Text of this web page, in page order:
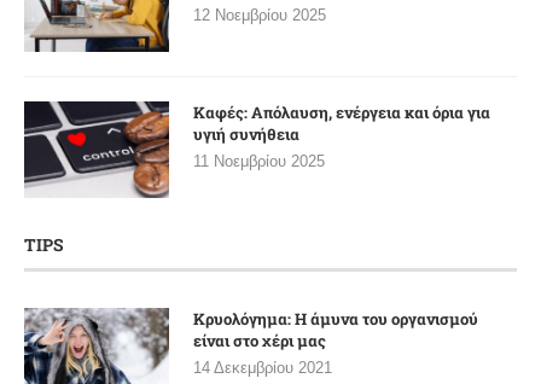
12 Νοεμβρίου 2025
Καφές: Απόλαυση, ενέργεια και όρια για
υγιή συνήθεια
11 Νοεμβρίου 2025
TIPS
Κρυολόγημα: Η άμυνα του οργανισμού
είναι στο χέρι μας
14 Δεκεμβρίου 2021